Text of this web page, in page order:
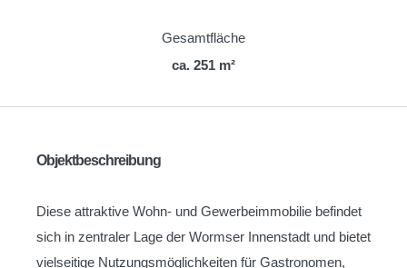
Gesamtfläche
ca. 251 m²
Objektbeschreibung
Diese attraktive Wohn- und Gewerbeimmobilie befindet
sich in zentraler Lage der Wormser Innenstadt und bietet
vielseitige Nutzungsmöglichkeiten für Gastronomen,